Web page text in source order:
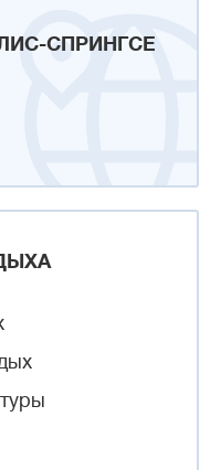
СПРИНГСЕ